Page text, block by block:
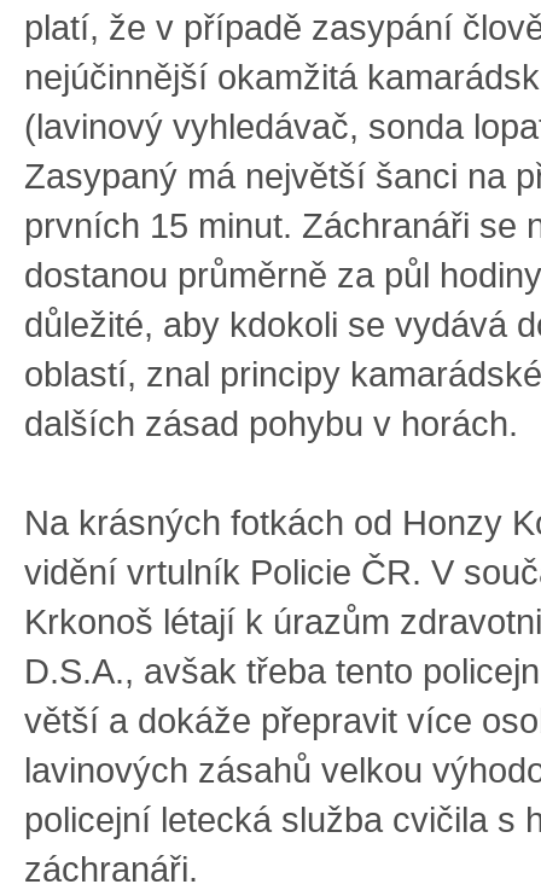
platí, že v případě zasypání
nejúčinnější okamžitá
(lavinový vyhledávač, sonda
Zasypaný má největší šanci na
prvních 15 minut. Záchranáři se
dostanou průměrně za půl
důležité, aby kdokoli se vydává
oblastí, znal principy
dalších zásad pohybu v horách.
Na krásných fotkách od Honzy
vidění vrtulník Policie ČR. V
Krkonoš létají k úrazům
D.S.A., avšak třeba tento
větší a dokáže přepravit více
lavinových zásahů velkou
policejní letecká služba cvičila s
záchranáři.